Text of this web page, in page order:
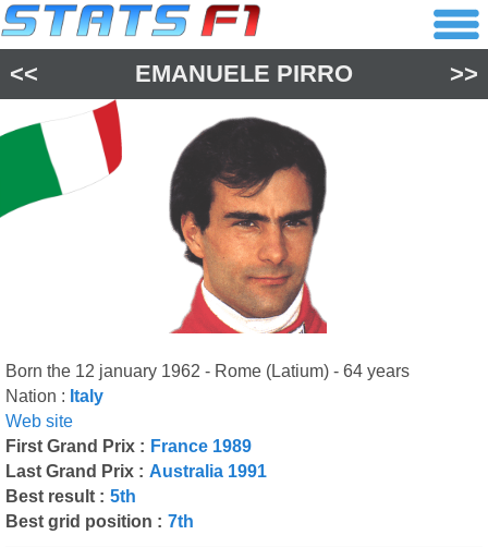
<< EMANUELE PIRRO >>
Born the 12 january 1962 - Rome (Latium) - 64 years
Nation : Italy
Web site
First Grand Prix : France 1989
Last Grand Prix : Australia 1991
Best result : 5th
Best grid position : 7th